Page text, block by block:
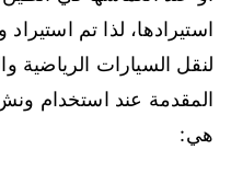
استيرادها، لذا تم
لنقل السيارات الرياضية
المقدمة عند استخدام
هي: